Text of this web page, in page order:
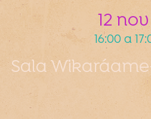
12
16:00 a
Sala